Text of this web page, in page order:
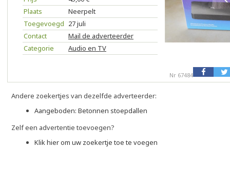
Plaats
Neerpelt
Toegevoegd 27 juli
Contact
Mail de adverteerder
Categorie
Audio en TV
Nr 67484
Andere zoekertjes van dezelfde adverteerder:
Aangeboden: Betonnen stoepdallen
Zelf een advertentie toevoegen?
Klik hier om uw zoekertje toe te voegen